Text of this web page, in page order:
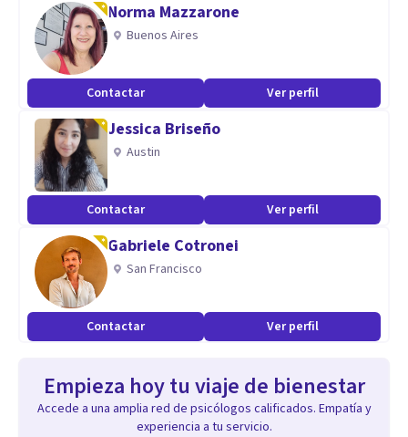
Norma Mazzarone
Buenos Aires
Contactar Ver perfil
Jessica Briseño
Austin
Contactar Ver perfil
Gabriele Cotronei
San Francisco
Contactar Ver perfil
Empieza hoy tu viaje de bienestar
Accede a una amplia red de psicólogos calificados. Empatía y
experiencia a tu servicio.